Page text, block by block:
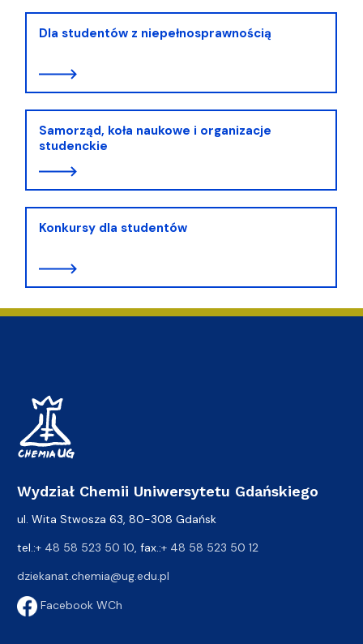
Dla studentów z niepełnosprawnością
Samorząd, koła naukowe i organizacje
studenckie
Konkursy dla studentów
Wydział Chemii Uniwersytetu Gdańskiego
ul. Wita Stwosza 63, 80-308 Gdańsk
tel.:+ 48 58 523 50 10 , fax.:+ 48 58 523 50 12
dziekanat.chemia@ug.edu.pl
Facebook WCh